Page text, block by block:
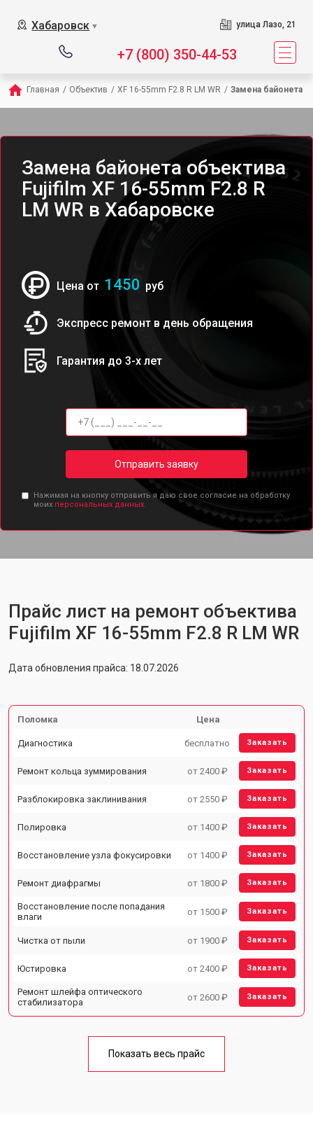
Хабаровск ▼ улица Лазо, 21
+7 (800) 350-44-53
Главная / Объектив / XF 16-55mm F2.8 R LM WR / Замена байонета
Замена байонета объектива
Fujifilm XF 16-55mm F2.8 R
LM WR в Хабаровске
Цена от 1450 руб
Экспресс ремонт в день обращения
Гарантия до 3-х лет
Отправить заявку
Нажимая на кнопку отправить я даю свое согласие на обработку
моих персональных данных.
Прайс лист на ремонт объектива
Fujifilm XF 16-55mm F2.8 R LM WR
Дата обновления прайса: 18.07.2026
Поломка Цена
Диагностика бесплатно Заказать
Ремонт кольца зуммирования от 2400 ₽ Заказать
Разблокировка заклинивания от 2550 ₽ Заказать
Полировка от 1400 ₽ Заказать
Восстановление узла фокусировки от 1400 ₽ Заказать
Ремонт диафрагмы от 1800 ₽ Заказать
Восстановление после попадания
влаги
от 1500 ₽ Заказать
Чистка от пыли от 1900 ₽ Заказать
Юстировка от 2400 ₽ Заказать
Ремонт шлейфа оптического
стабилизатора
от 2600 ₽ Заказать
Показать весь прайс